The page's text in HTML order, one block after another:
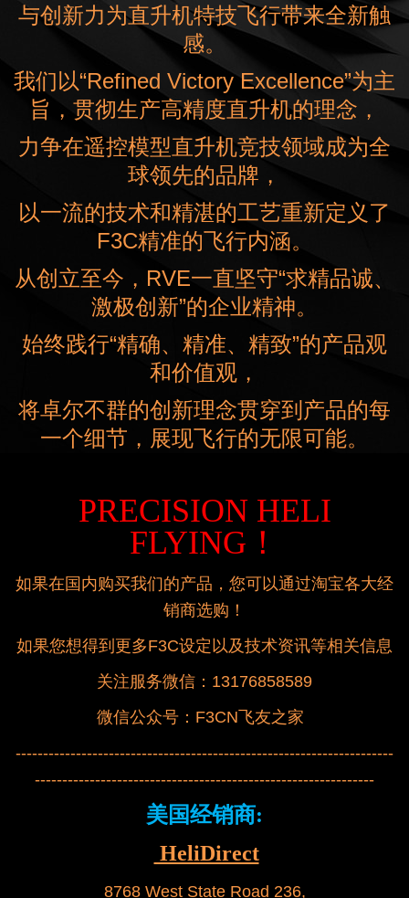
与创新力为直升机特技飞行带来全新触
感。
我们以“Refined Victory Excellence”为主
旨，贯彻生产高精度直升机的理念，
力争在遥控模型直升机竞技领域成为全
球领先的品牌，
以一流的技术和精湛的工艺重新定义了
F3C精准的飞行内涵。
从创立至今，RVE一直坚守“求精品诚、
激极创新”的企业精神。
始终践行“精确、精准、精致”的产品观
和价值观，
将卓尔不群的创新理念贯穿到产品的每
一个细节，展现飞行的无限可能。
PRECISION HELI
FLYING！
如果在国内购买我们的产品，您可以通过淘宝各大经
销商选购！
如果您想得到更多F3C设定以及技术资讯等相关信息
关注服务微信：13176858589
微信公众号：F3CN飞友之家
---------------------------------------------------------------------
--------------------------------------------------------------
美国经销商:
HeliDirect
8768 West State Road 236,